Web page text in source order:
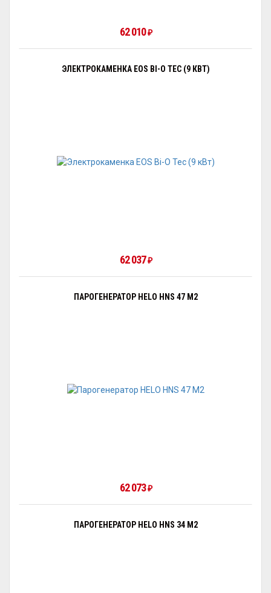
62 010₽
ЭЛЕКТРОКАМЕНКА EOS BI-O TEC (9 КВТ)
62 037₽
ПАРОГЕНЕРАТОР HELO HNS 47 M2
62 073₽
ПАРОГЕНЕРАТОР HELO HNS 34 M2